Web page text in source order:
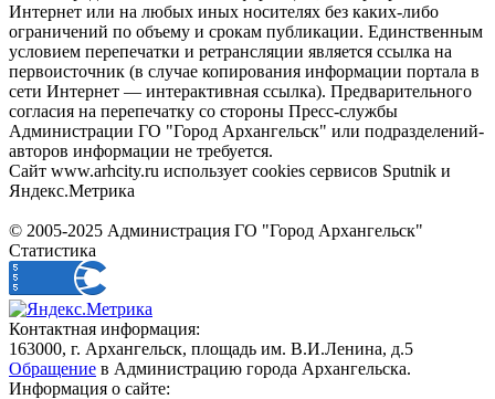
Интернет или на любых иных носителях без каких-либо
ограничений по объему и срокам публикации. Единственным
условием перепечатки и ретрансляции является ссылка на
первоисточник (в случае копирования информации портала в
сети Интернет — интерактивная ссылка). Предварительного
согласия на перепечатку со стороны Пресс-службы
Администрации ГО "Город Архангельск" или подразделений-
авторов информации не требуется.
Сайт www.arhcity.ru использует cookies сервисов Sputnik и
Яндекс.Метрика
© 2005-2025 Администрация ГО "Город Архангельск"
Статистика
Контактная информация:
163000, г. Архангельск, площадь им. В.И.Ленина, д.5
Обращение в Администрацию города Архангельска.
Информация о сайте: